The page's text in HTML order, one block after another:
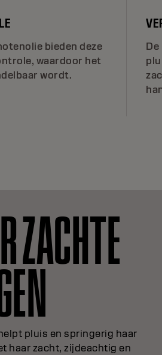
bieden deze
waardoor het
wordt.
ZACHTE
pluis en springerig haar
haar zacht, zijdeachtig en